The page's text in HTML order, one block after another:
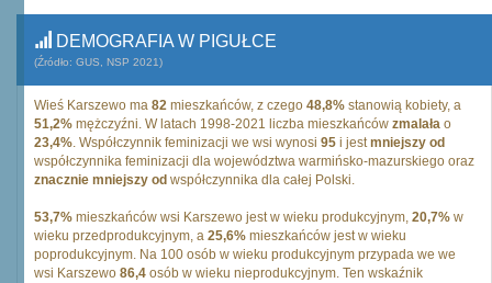
DEMOGRAFIA W PIGUŁCE
(Źródło: GUS, NSP 2021)
Wieś Karszewo ma 82 mieszkańców, z czego 48,8% stanowią kobiety, a
51,2% mężczyźni. W latach 1998-2021 liczba mieszkańców zmalała o
23,4%. Współczynnik feminizacji we wsi wynosi 95 i jestmniejszy od
współczynnika feminizacji dla województwa warmińsko-mazurskiego oraz
znacznie mniejszy od współczynnika dla całej Polski.
53,7% mieszkańców wsi Karszewo jest w wieku produkcyjnym, 20,7% w
wieku przedprodukcyjnym, a 25,6% mieszkańców jest w wieku
poprodukcyjnym. Na 100 osób w wieku produkcyjnym przypada we we
wsi Karszewo 86,4 osób w wieku nieprodukcyjnym. Ten wskaźnik